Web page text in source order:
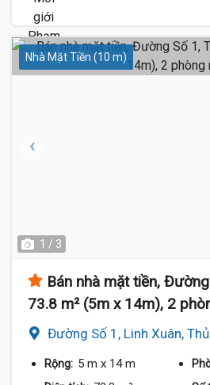
Nhà Mặt Tiền (10 m)
1 / 3
Bán nhà mặt tiền,
73.8 m² (5m x 14m), 2
Đường Số 1, Linh Xuân,
Rộng: 5 m x 14 m